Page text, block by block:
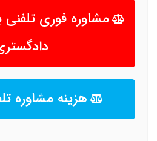
مشاوره فوری تلفنی
هزینه مشاوره